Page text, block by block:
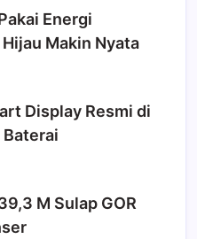
Energi
Makin Nyata
Display Resmi di
Baterai
M Sulap GOR